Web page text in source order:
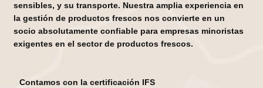
sensibles, y sutransporte. Nuestra amplia experiencia en
la gestión de productos frescos nosconvierte en un
socio absolutamente confiable para empresas minoristas
exigentes enel sector de productos frescos.
Contamos con la certificación IFS